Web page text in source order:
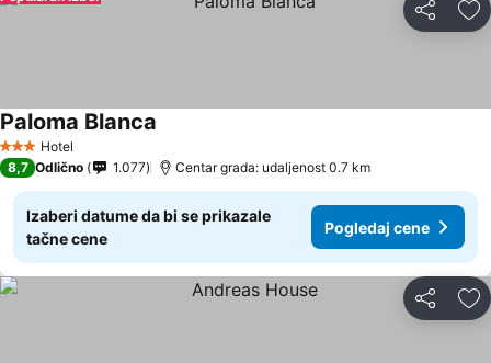
Deli
3 Zvezdice
Hotel
Paloma Blanca
8,7 Odlično 1.077 Centar grada: udaljenost 0.7 km
Izaberi datume da bi se prikazale
tačne cene
Pogledaj cene
Deli